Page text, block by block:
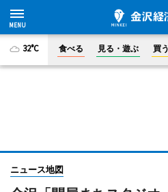
32°C 食べる 見る・遊ぶ 買う
ニュース地図